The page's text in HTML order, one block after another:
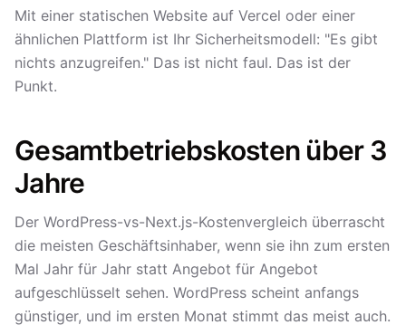
Mit einer statischen Website auf Vercel oder einer
ähnlichen Plattform ist Ihr Sicherheitsmodell: "Es gibt
nichts anzugreifen." Das ist nicht faul. Das ist der
Punkt.
Gesamtbetriebskosten über 3
Jahre
Der WordPress-vs-Next.js-Kostenvergleich überrascht
die meisten Geschäftsinhaber, wenn sie ihn zum ersten
Mal Jahr für Jahr statt Angebot für Angebot
aufgeschlüsselt sehen. WordPress scheint anfangs
günstiger, und im ersten Monat stimmt das meist auch.